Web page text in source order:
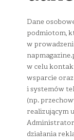
Dane
podmiotom,
w
w celu
wsparcie oraz
i systemów
(np.
realizującym
działania